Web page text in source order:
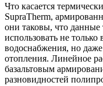
Что касается
SupraTherm,
они таковы, что данные
использовать не только
водоснабжения, но
отопления. Линейное
базальтовым
разновидностей